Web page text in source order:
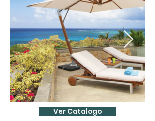
Ver Catalogo